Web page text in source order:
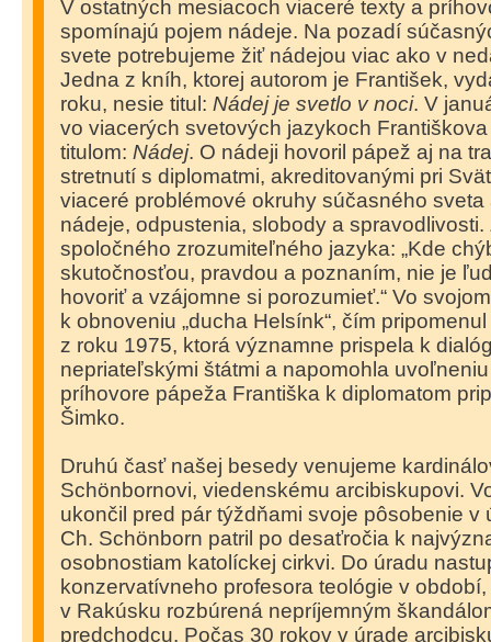
V ostatných mesiacoch viaceré texty a
spomínajú pojem nádeje. Na pozadí
svete potrebujeme žiť nádejou viac ako v
Jedna z kníh, ktorej autorom je František,
roku, nesie titul: Nádej je svetlo v noci. V
vo viacerých svetových jazykoch
titulom: Nádej. O nádeji hovoril pápež aj na
stretnutí s diplomatmi, akreditovanými pri
viaceré problémové okruhy súčasného sveta
nádeje, odpustenia, slobody a
spoločného zrozumiteľného jazyka: „Kde
skutočnosťou, pravdou a poznaním, nie je
hovoriť a vzájomne si porozumieť.“ Vo
k obnoveniu „ducha Helsínk“, čím
z roku 1975, ktorá významne prispela k
nepriateľskými štátmi a napomohla
príhovore pápeža Františka k diplomatom
Šimko.
Druhú časť našej besedy venujeme
Schönbornovi, viedenskému arcibiskupovi.
ukončil pred pár týždňami svoje pôsobenie v
Ch. Schönborn patril po desaťročia k
osobnostiam katolíckej cirkvi. Do úradu
konzervatívneho profesora teológie v
v Rakúsku rozbúrená nepríjemným
predchodcu. Počas 30 rokov v úrade